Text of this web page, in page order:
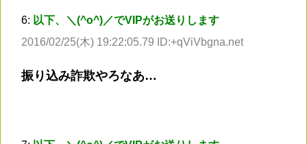
6: 以下、＼(^o^)／でVIPがお送りします
2016/02/25(木) 19:22:05.79 ID:+qViVbgna.net
振り込み詐欺やろなあ…